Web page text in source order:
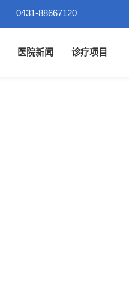
0431-88667120
医院新闻 诊疗项目